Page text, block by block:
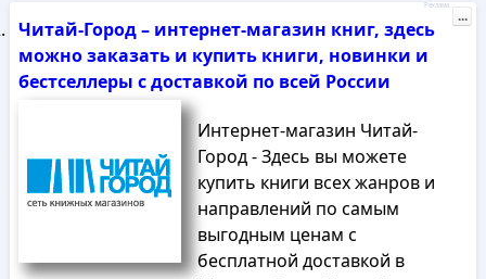
Читай-Город – интернет-магазин книг, здесь
можно заказать и купить книги, новинки и
бестселлеры с доставкой по всей России
Интернет-магазин Читай-
Город - Здесь вы можете
купить книги всех жанров и
направлений по самым
выгодным ценам с
бесплатной доставкой в
Реклама
...